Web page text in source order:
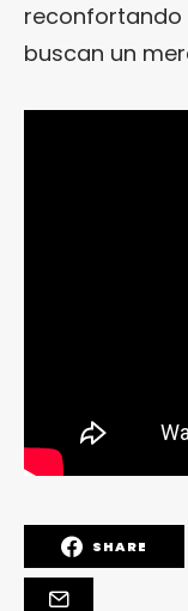
reconfortando
buscan un
SHARE